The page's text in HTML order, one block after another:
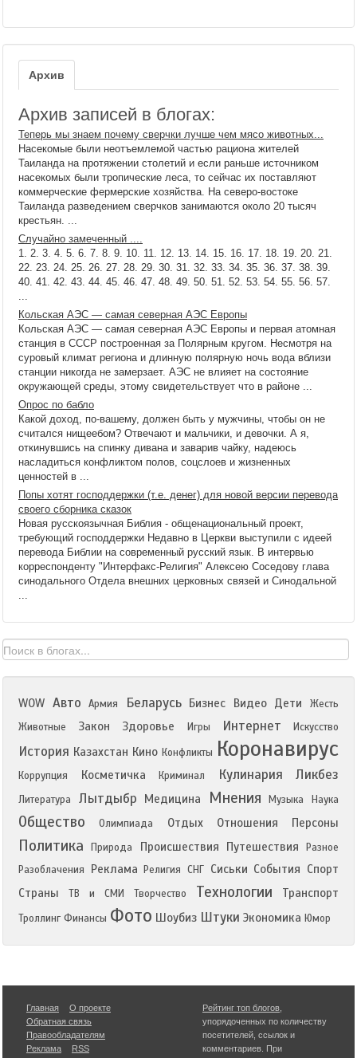
Архив
Архив записей в блогах:
Теперь мы знаем почему сверчки лучше чем мясо животных...
Насекомые были неотъемлемой частью рациона жителей
Таиланда на протяжении столетий и если раньше источником
насекомых были тропические леса, то сейчас их поставляют
коммерческие фермерские хозяйства. На северо-востоке
Таиланда разведением сверчков занимаются около 20 тысяч
крестьян. ...
Случайно замеченный ....
1. 2. 3. 4. 5. 6. 7. 8. 9. 10. 11. 12. 13. 14. 15. 16. 17. 18. 19. 20. 21.
22. 23. 24. 25. 26. 27. 28. 29. 30. 31. 32. 33. 34. 35. 36. 37. 38. 39.
40. 41. 42. 43. 44. 45. 46. 47. 48. 49. 50. 51. 52. 53. 54. 55. 56. 57.
...
Кольская АЭС — самая северная АЭС Европы
Кольская АЭС — самая северная АЭС Европы и первая атомная
станция в СССР построенная за Полярным кругом. Несмотря на
суровый климат региона и длинную полярную ночь вода вблизи
станции никогда не замерзает. АЭС не влияет на состояние
окружающей среды, этому свидетельствует что в районе ...
Опрос по бабло
Какой доход, по-вашему, должен быть у мужчины, чтобы он не
считался нищеебом? Отвечают и мальчики, и девочки. А я,
откинувшись на спинку дивана и заварив чайку, надеюсь
насладиться конфликтом полов, соцслоев и жизненных
ценностей в ...
Попы хотят господдержки (т.е. денег) для новой версии перевода
своего сборника сказок
Новая русскоязычная Библия - общенациональный проект,
требующий господдержки Недавно в Церкви выступили с идеей
перевода Библии на современный русский язык. В интервью
корреспонденту "Интерфакс-Религия" Алексею Соседову глава
синодального Отдела внешних церковных связей и Синодальной
...
WOW Авто Армия Беларусь Бизнес Видео Дети
Жесть
Животные
Закон Здоровье Игры Интернет Искусство
История Казахстан Кино Конфликты Коронавирус
Коррупция Косметичка Криминал Кулинария Ликбез
Литература Лытдыбр Медицина Мнения Музыка Наука
Общество Олимпиада Отдых Отношения Персоны
Политика Природа Происшествия Путешествия
Разное
Разоблачения
Реклама Религия СНГ Сиськи События Спорт
Страны
ТВ и СМИ Творчество Технологии Транспорт
Троллинг Финансы Фото Шоубиз Штуки Экономика Юмор
Главная
О проекте
Обратная связь
Правообладателям
Реклама
RSS
Рейтинг топ блогов
упорядоченных по количеству
посетителей, ссылок и
комментариев. При